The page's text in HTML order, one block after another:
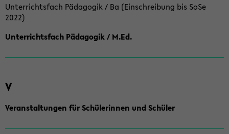
Unterrichtsfach Pädagogik / Ba (Einschreibung bis SoSe
2022)
Unterrichtsfach Pädagogik / M.Ed.
V
Veranstaltungen für Schülerinnen und Schüler